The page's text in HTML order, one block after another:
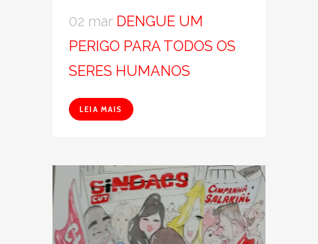
02 mar DENGUE UM
PERIGO PARA TODOS OS
SERES HUMANOS
LEIA MAIS